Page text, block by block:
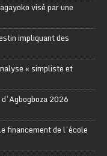
visé par une
impliquant des
« simpliste et
2026
financement de l’école